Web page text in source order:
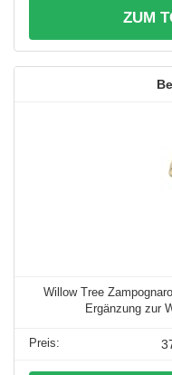
ZUM
Willow Tree
Ergänzung zur